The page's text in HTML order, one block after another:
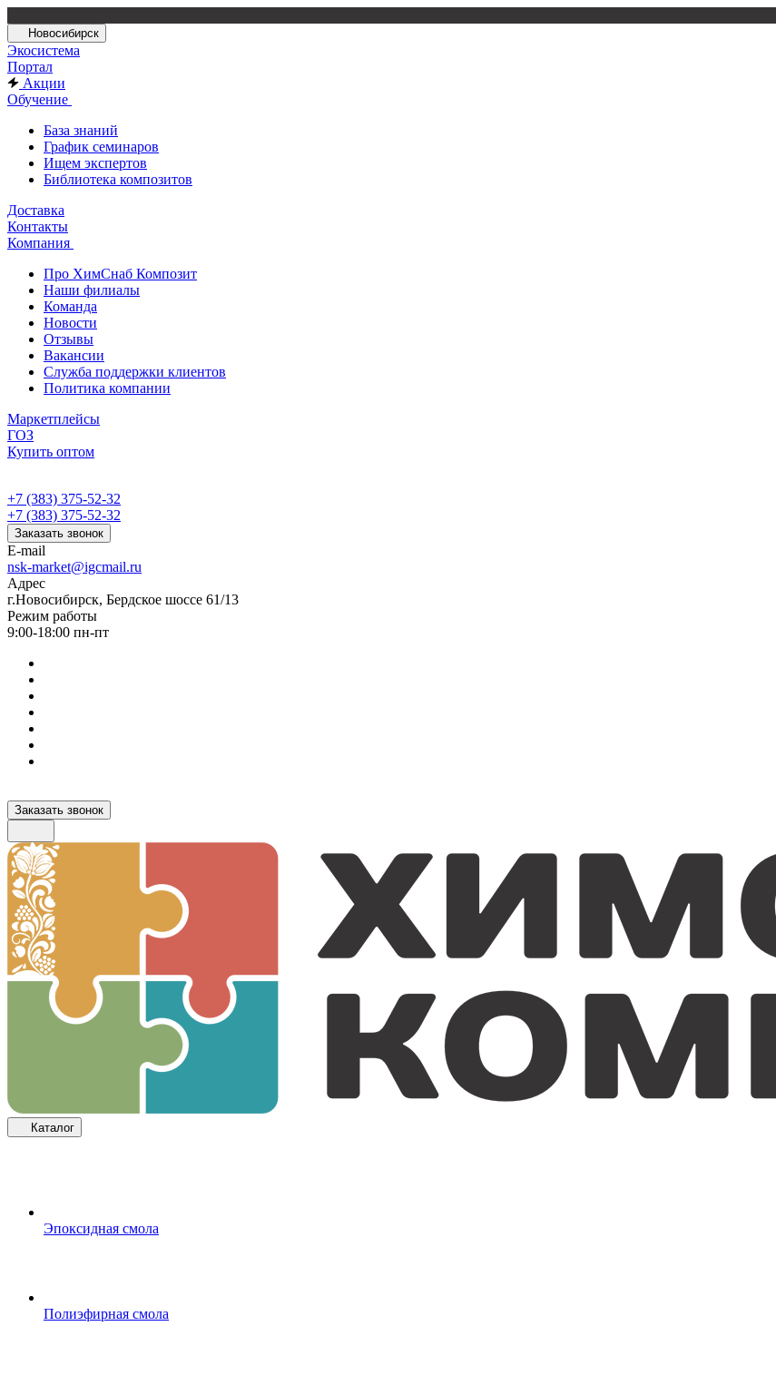
Новосибирск
Экосистема
Портал
Акции
Обучение
База знаний
График семинаров
Ищем экспертов
Библиотека композитов
Доставка
Контакты
Компания
Про ХимСнаб Композит
Наши филиалы
Команда
Новости
Отзывы
Вакансии
Служба поддержки клиентов
Политика компании
Маркетплейсы
ГОЗ
Купить оптом
+7 (383) 375-52-32
+7 (383) 375-52-32
Заказать звонок
E-mail
nsk-market@igcmail.ru
Адрес
г.Новосибирск, Бердское шоссе 61/13
Режим работы
9:00-18:00 пн-пт
Заказать звонок
Каталог
Эпоксидная смола
Полиэфирная смола